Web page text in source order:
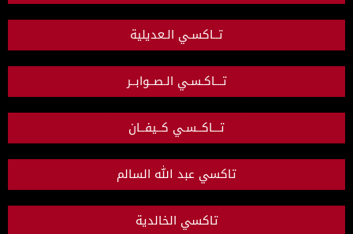
تــاكسـي الـعديلية
تـــاكـسـي الـصــوابــر
تـــاكــسـي كــيفــان
تاكسي عبد الله السالم
تاكسي الخالدية